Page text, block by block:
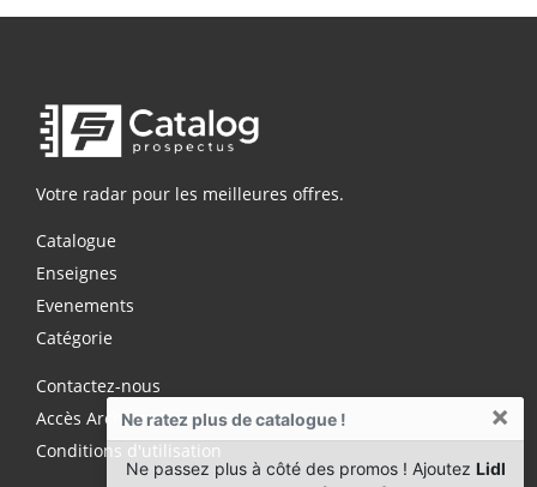
Ne ratez plus de catalogue ! ×
Ne passez plus à côté des promos ! Ajoutez Lidl
Votre radar pour les meilleures offres.
Catalogue
Enseignes
Evenements
Catégorie
Contactez-nous
Accès Archives Premium
Conditions d'utilisation